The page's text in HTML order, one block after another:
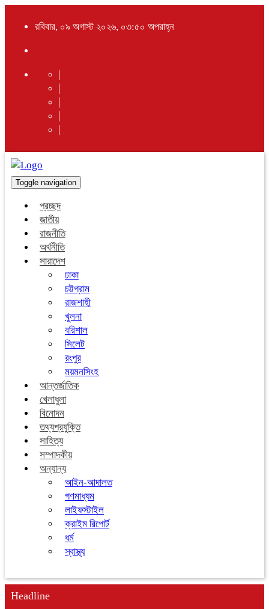
রবিবার, ০৯ অগাস্ট ২০২৬, ০৩:৫০ অপরাহ্ন
Toggle navigation
প্রচ্ছদ
জাতীয়
রাজনীতি
অর্থনীতি
সারাদেশ
ঢাকা
চট্টগ্রাম
রাজশাহী
খুলনা
বরিশাল
সিলেট
রংপুর
ময়মনসিংহ
আন্তর্জাতিক
খেলাধুলা
বিনোদন
তথ্যপ্রযুক্তি
সাহিত্য
সম্পাদকীয়
অন্যান্য
আইন-আদালত
গণমাধ্যম
লাইফস্টাইল
ক্রাইম রিপোর্ট
ধর্ম
স্বাস্থ্য
Headline